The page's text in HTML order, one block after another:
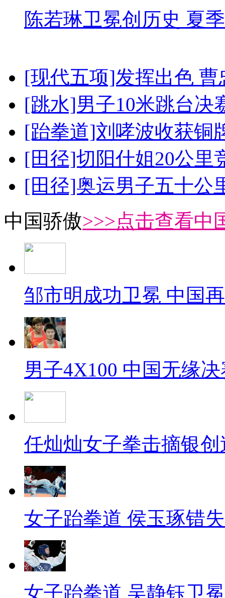
陈若琳卫冕创历史 夏
[现代五项]发挥出色
[跳水]男子10米跳台决
[跆拳道]刘哮波收获铜
[田径]切阳什姐20公里
[田径]奥运男子五十公
中国骄傲>>>点击查看中
邹市明成功卫冕 中国
男子4X100 中国无缘
任灿灿女子拳击摘银
女子跆拳道 侯玉琢错
女子跆拳道 吴静钰卫冕